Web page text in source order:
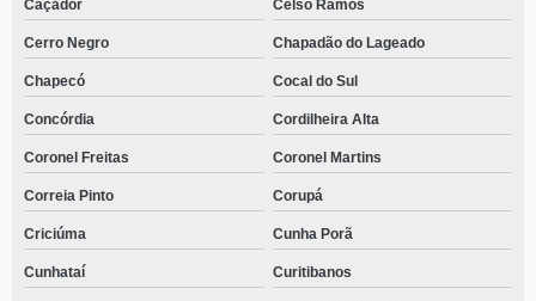
Caçador Celso Ramos
Cerro Negro Chapadão do Lageado
Chapecó Cocal do Sul
Concórdia Cordilheira Alta
Coronel Freitas Coronel Martins
Correia Pinto Corupá
Criciúma Cunha Porã
Cunhataí Curitibanos